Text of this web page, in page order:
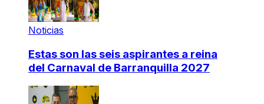
Noticias
Estas son las seis aspirantes a reina
del Carnaval de Barranquilla 2027